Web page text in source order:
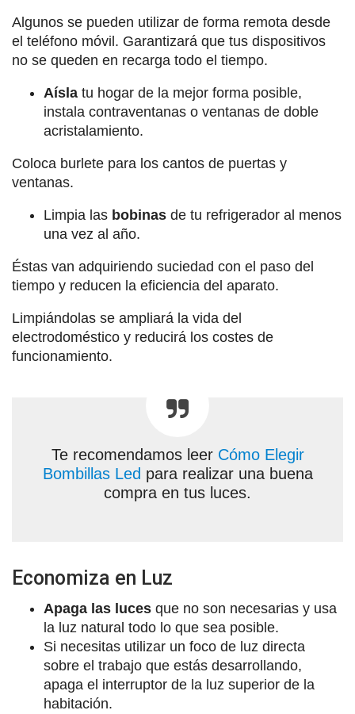
Algunos se pueden utilizar de forma remota desde
el teléfono móvil. Garantizará que tus dispositivos
no se queden en recarga todo el tiempo.
Aísla tu hogar de la mejor forma posible,
instala contraventanas o ventanas de doble
acristalamiento.
Coloca burlete para los cantos de puertas y
ventanas.
Limpia las bobinas de tu refrigerador al menos
una vez al año.
Éstas van adquiriendo suciedad con el paso del
tiempo y reducen la eficiencia del aparato.
Limpiándolas se ampliará la vida del
electrodoméstico y reducirá los costes de
funcionamiento.
Te recomendamos leer Cómo Elegir
Bombillas Led para realizar una buena
compra en tus luces.
Economiza en Luz
Apaga las luces que no son necesarias y usa
la luz natural todo lo que sea posible.
Si necesitas utilizar un foco de luz directa
sobre el trabajo que estás desarrollando,
apaga el interruptor de la luz superior de la
habitación.